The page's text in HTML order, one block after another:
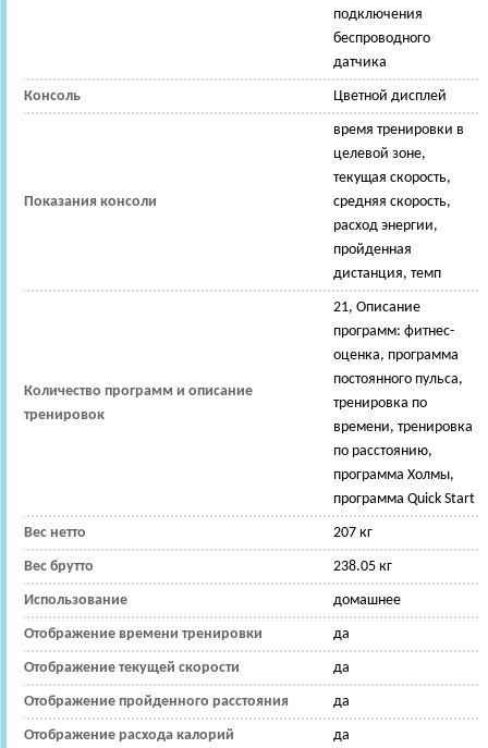
подключения
беспроводного
датчика
Консоль Цветной дисплей
Показания консоли
время тренировки в
целевой зоне,
текущая скорость,
средняя скорость,
расход энергии,
пройденная
дистанция, темп
Количество программ и описание
тренировок
21, Описание
программ: фитнес-
оценка, программа
постоянного пульса,
тренировка по
времени, тренировка
по расстоянию,
программа Холмы,
программа Quick Start
Вес нетто 207 кг
Вес брутто 238.05 кг
Использование домашнее
Отображение времени тренировки да
Отображение текущей скорости да
Отображение пройденного расстояния да
Отображение расхода калорий да